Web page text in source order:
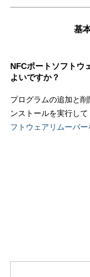
基
NFCポートソフトウ
よいですか？
プログラムの追加と
ンストールを実行して
フトウェアリムーバー